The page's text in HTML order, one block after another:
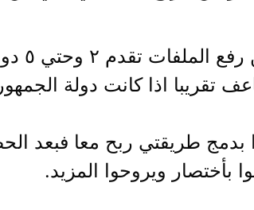
دولار لكل ١٠٠٠ تحميل للملف الخاص بك.
تقريبا اذا كانت دولة
طريقتي ربح معا فبعد
بأختصار ويروحوا المزيد.